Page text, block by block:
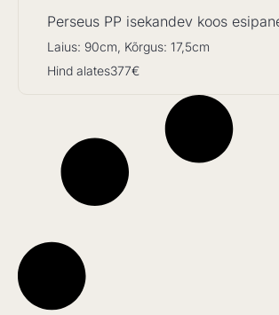
Perseus PP isekandev koos
Laius: 90cm, Kõrgus: 17,5cm
Hind alates377€